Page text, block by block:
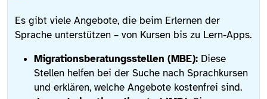
Es gibt viele Angebote, die beim Erlernen der
Sprache unterstützen – von Kursen bis zu Lern-Apps.
Migrationsberatungsstellen (MBE): Diese
Stellen helfen bei der Suche nach Sprachkursen
und erklären, welche Angebote kostenfrei sind.